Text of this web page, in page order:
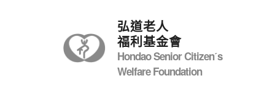
弘道老人
福利基金會
Hondao Senior Citizenˊs
Welfare Foundation